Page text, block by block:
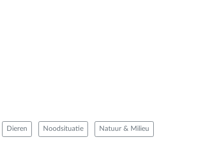
Dieren Noodsituatie Natuur & Milieu